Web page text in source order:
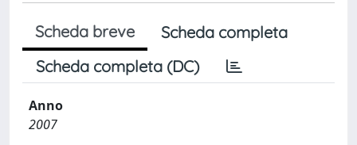
Scheda breve
Scheda completa
Scheda completa (DC)
Anno
2007